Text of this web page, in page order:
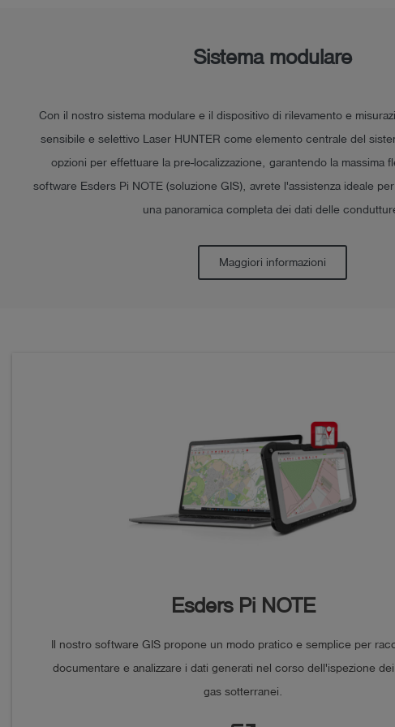
Blog
Sistema modulare
Con il nostro sistema modulare e il dispositivo di rilevamento e
sensibile e selettivo Laser HUNTER come elemento centrale del
opzioni per effettuare la pre-localizzazione, garantendo la massima
software Esders Pi NOTE (soluzione GIS), avrete l'assistenza ideale
una panoramica completa dei dati delle
Maggiori informazioni
Esders Pi NOTE
Il nostro software GIS propone un modo pratico e semplice per
documentare e analizzare i dati generati nel corso dell'ispezione
gas sotterranei.